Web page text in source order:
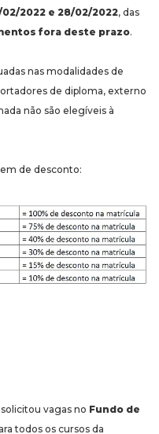
2022 e 28/02/2022, das
fora deste prazo.
nas modalidades de
de diploma, externo
não são elegíveis à
de desconto:
solicitou vagas no Fundo de
todos os cursos da